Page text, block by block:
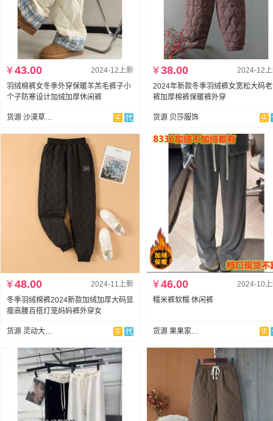
2024-12上新
¥43.00
羽绒棉裤女冬季外穿保暖羊羔毛裤子小
个子防寒设计加绒加厚休闲裤
货源 沙漠草分店
2024-12
¥38.00
2024年新款冬季羽绒裤女宽松大码
裤加厚棉裤保暖裤外穿
货源 贝莎服饰
2024-11上新
¥48.00
冬季羽绒棉裤2024新款加绒加厚大码显
瘦高腰百搭灯笼妈妈裤外穿女
货源 灵动大码网络服饰
2024-10
¥46.00
糯米裤软糯 休闲裤
货源 果果家网批